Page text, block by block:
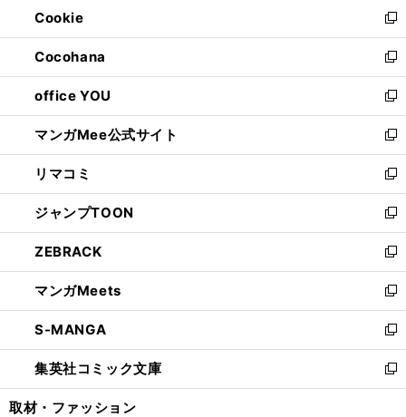
く
で
開
く
ド
ウ
で
開
く
ィ
ン
ド
ウ
で
開
く
Cookie
新
し
い
ウ
ィ
ン
ド
ウ
で
開
く
Cocohana
新
し
い
ウ
ィ
ン
ド
ウ
で
開
く
office YOU
新
し
い
ウ
ィ
ン
ド
ウ
で
開
く
マンガMee公式サイト
新
し
い
ウ
ィ
ン
ド
ウ
で
開
く
リマコミ
新
し
い
ウ
ィ
ン
ド
ウ
で
開
く
ジャンプTOON
新
し
い
ウ
ィ
ン
ド
ウ
で
開
ZEBRACK
新
し
い
ウ
ィ
ン
ド
ウ
マンガMeets
新
し
い
ウ
ィ
ン
S-MANGA
新
し
い
ウ
集英社コミック文庫
新
し
取材・ファッション